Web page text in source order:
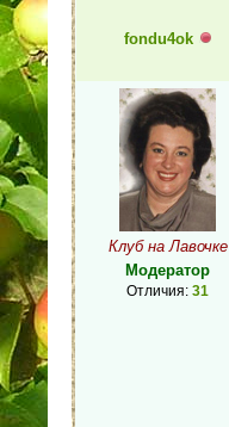
fondu4ok
Клуб на Лавочке
Модератор
Отличия: 31